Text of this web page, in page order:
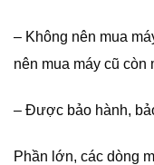
– Không nên mua
nên mua máy cũ còn
– Được bảo hành,
Phần lớn, các dòng